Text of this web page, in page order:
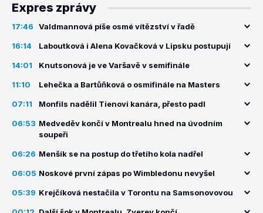
Expres zprávy
17:46 Valdmannová píše osmé vítězství v řadě
16:14 Laboutková i Alena Kovačková v Lipsku postupují
14:01 Knutsonová je ve Varšavě v semifinále
11:10 Lehečka a Bartůňková o osmifinále na Masters
07:11 Monfils nadělil Tienovi kanára, přesto padl
06:53 Medveděv končí v Montrealu hned na úvodním
soupeři
06:26 Menšík se na postup do třetího kola nadřel
06:05 Noskové první zápas po Wimbledonu nevyšel
05:39 Krejčíková nestačila v Torontu na Samsonovovou